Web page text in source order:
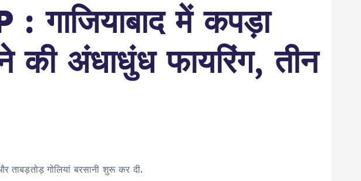
में कपड़ा
की अंधाधुंध फायरिंग, तीन
ताबड़तोड़ गोलियां बरसानी शुरू कर दी.